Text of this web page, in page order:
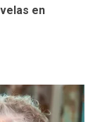
Muerto
para
de
en